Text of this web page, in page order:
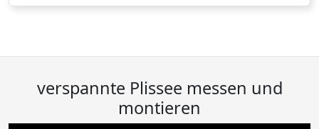
verspannte Plissee messen und
montieren